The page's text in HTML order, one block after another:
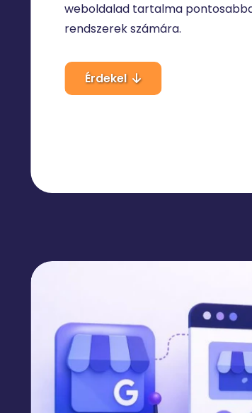
weboldalad tartalma
rendszerek számára.
Érdekel